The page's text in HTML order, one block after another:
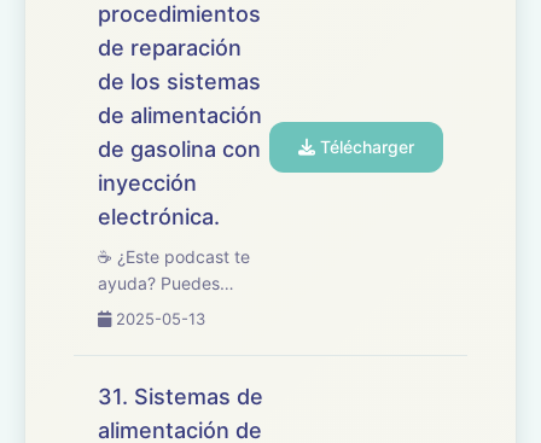
oposiciones de
Mantenimiento de
Vehículos, centrado
en los sistemas d...
procedimientos
de reparación
de los sistemas
de alimentación
de gasolina con
inyección
electrónica.
☕ ¿Este podcast te
ayuda? Puedes
apoyarlo en
tema 32 del temario
2025-05-13
Télécharger
31. Sistemas de
alimentación de